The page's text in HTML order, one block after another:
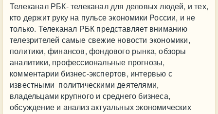
Телеканал РБК- телеканал для деловых людей, и тех,
кто держит руку на пульсе экономики России, и не
только. Телеканал РБК представляет вниманию
телезрителей самые свежие новости экономики,
политики, финансов, фондового рынка, обзоры
аналитики, профессиональные прогнозы,
комментарии бизнес-экспертов, интервью с
известными политическими деятелями,
владельцами крупного и среднего бизнеса,
обсуждение и анализ актуальных экономических